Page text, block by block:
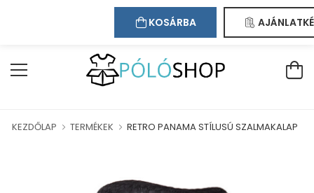
Kapcsolat Regisztráció
KEZDŐLAP TERMÉKEK RETRO PANAMA STÍLUSÚ SZALMAKALAP
KOSÁRBA